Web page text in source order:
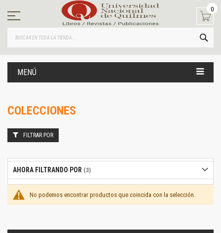
contenido
0
MENÚ
COLECCIONES
No podemos encontrar productos que coincida con la selección.
FILTRAR POR
AHORA FILTRANDO POR